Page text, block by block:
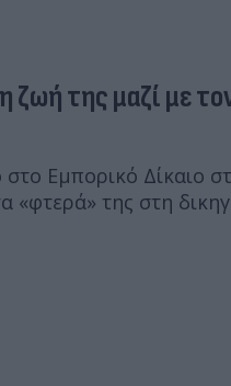
ζωή της μαζί με
Εμπορικό Δίκαιο
«φτερά» της στη